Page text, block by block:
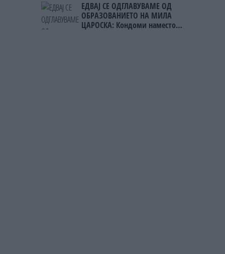
мигрантскиот бран кон Сеута
ЕДВАЈ СЕ ОДГЛАВУВАМЕ ОД
ОБРАЗОВАНИЕТО НА МИЛА
ЦАРОСКА: Кондоми наместо